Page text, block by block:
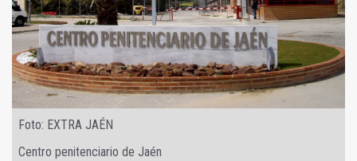
Foto: EXTRA JAÉN
Centro penitenciario de Jaén